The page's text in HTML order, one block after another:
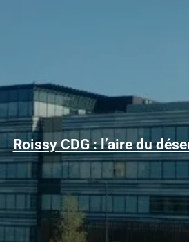
Roissy CDG : l’aire du Alors